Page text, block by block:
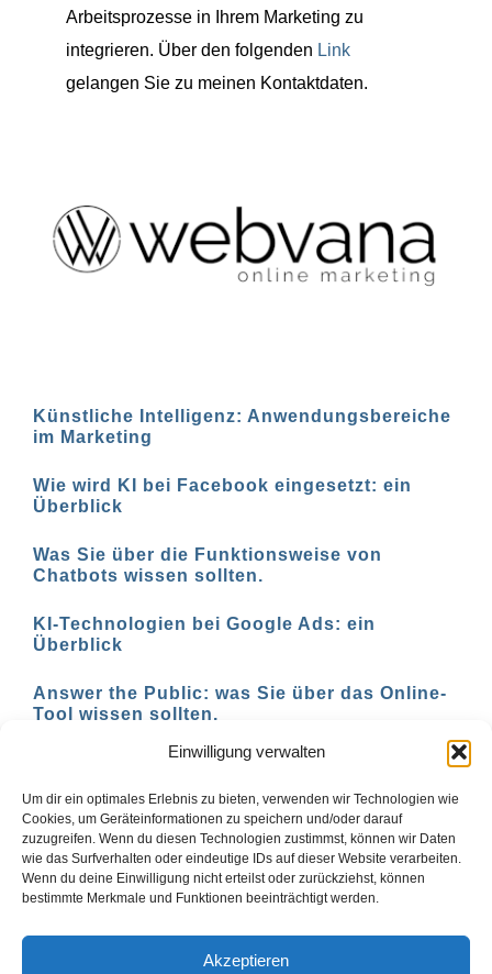
Einwilligung verwalten
Um dir ein optimales Erlebnis zu bieten, verwenden wir Technologien wie
Cookies, um Geräteinformationen zu speichern und/oder darauf
zuzugreifen. Wenn du diesen Technologien zustimmst, können wir Daten
wie das Surfverhalten oder eindeutige IDs auf dieser Website verarbeiten.
Wenn du deine Einwilligung nicht erteilst oder zurückziehst, können
bestimmte Merkmale und Funktionen beeinträchtigt werden.
Akzeptieren
Arbeitsprozesse in Ihrem Marketing zu
integrieren. Über den folgenden Link
gelangen Sie zu meinen Kontaktdaten.
Künstliche Intelligenz: Anwendungsbereiche
im Marketing
Wie wird KI bei Facebook eingesetzt: ein
Überblick
Was Sie über die Funktionsweise von
Chatbots wissen sollten.
KI-Technologien bei Google Ads: ein
Überblick
Answer the Public: was Sie über das Online-
Tool wissen sollten.
AI-basierte Tools für den Social-Media-
1 2 Vor